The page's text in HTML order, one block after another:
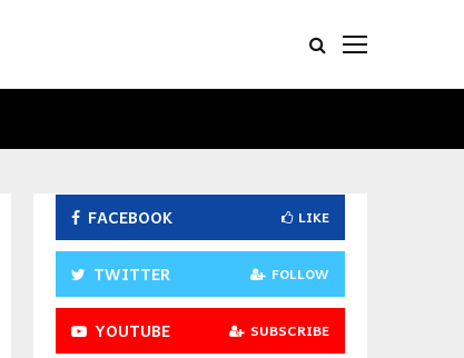
FACEBOOK LIKE
TWITTER FOLLOW
YOUTUBE SUBSCRIBE